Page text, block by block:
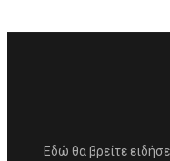
Εδώ θα βρείτε